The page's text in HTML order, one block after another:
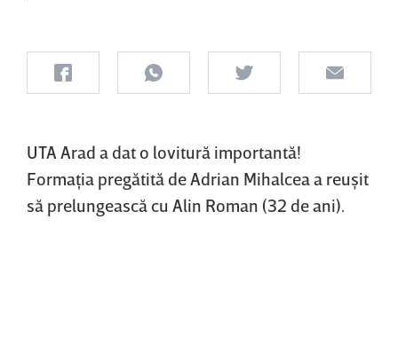
UTA Arad a dat o lovitură importantă!
Formaţia pregătită de Adrian Mihalcea a reuşit
să prelungească cu Alin Roman (32 de ani).